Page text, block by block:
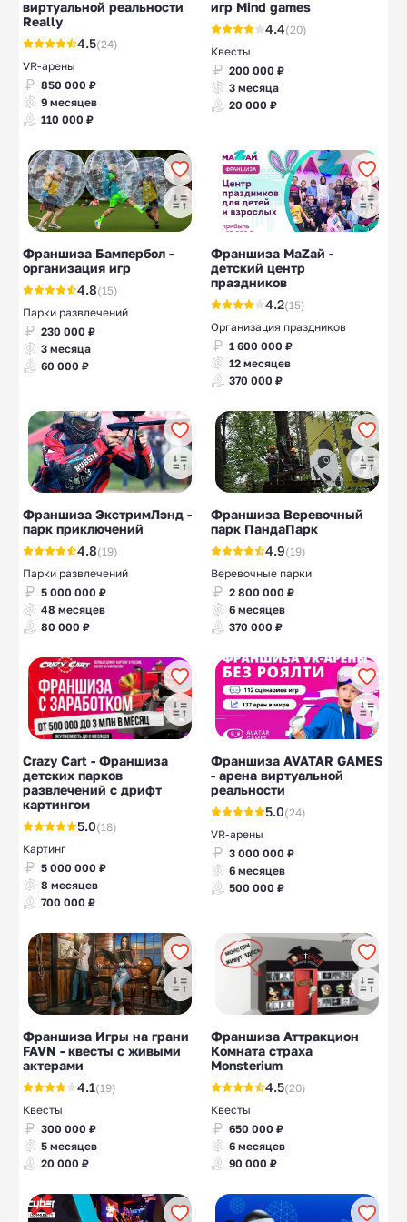
виртуальной реальности
Really
4.5(24)
VR-арены
850 000 ₽
9 месяцев
110 000 ₽
игр Mind games
4.4(20)
Квесты
200 000 ₽
3 месяца
20 000 ₽
Франшиза Бампербол -
организация игр
4.8(15)
Парки развлечений
230 000 ₽
3 месяца
60 000 ₽
Франшиза МаZaй -
детский центр
праздников
4.2(15)
Организация праздников
1 600 000 ₽
12 месяцев
370 000 ₽
Франшиза ЭкстримЛэнд -
парк приключений
4.8(19)
Парки развлечений
5 000 000 ₽
48 месяцев
80 000 ₽
Франшиза Веревочный
парк ПандаПарк
4.9(19)
Веревочные парки
2 800 000 ₽
6 месяцев
370 000 ₽
Crazy Cart - Франшиза
детских парков
развлечений с дрифт
картингом
5.0(18)
Картинг
5 000 000 ₽
8 месяцев
700 000 ₽
Франшиза AVATAR GAMES
- арена виртуальной
реальности
5.0(24)
VR-арены
3 000 000 ₽
6 месяцев
500 000 ₽
Франшиза Игры на грани
FAVN - квесты с живыми
актерами
4.1(19)
Квесты
300 000 ₽
5 месяцев
20 000 ₽
Франшиза Аттракцион
Комната страха
Monsterium
4.5(20)
Квесты
650 000 ₽
6 месяцев
90 000 ₽